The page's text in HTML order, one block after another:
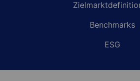
Benchmarks
ESG